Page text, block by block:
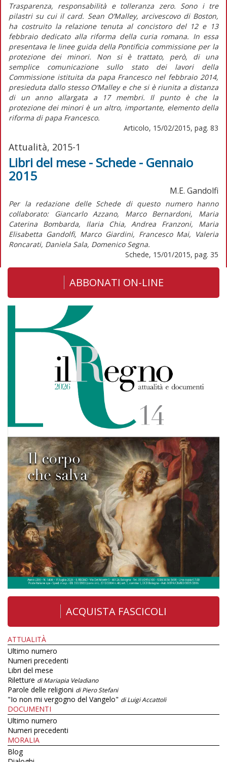
Trasparenza, responsabilità e tolleranza zero. Sono i tre
pilastri su cui il card. Sean O’Malley, arcivescovo di Boston,
ha costruito la relazione tenuta al concistoro del 12 e 13
febbraio dedicato alla riforma della curia romana. In essa
presentava le linee guida della Pontificia commissione per la
protezione dei minori. Non si è trattato, però, di una
semplice comunicazione sullo stato dei lavori della
Commissione istituita da papa Francesco nel febbraio 2014,
presieduta dallo stesso O’Malley e che si è riunita a distanza
di un anno allargata a 17 membri. Il punto è che la
protezione dei minori è un altro, importante, elemento della
riforma di papa Francesco.
Articolo, 15/02/2015, pag. 83
Attualità, 2015-1
Libri del mese - Schede - Gennaio
2015
M.E. Gandolfi
Per la redazione delle Schede di questo numero hanno
collaborato: Giancarlo Azzano, Marco Bernardoni, Maria
Caterina Bombarda, Ilaria Chia, Andrea Franzoni, Maria
Elisabetta Gandolfi, Marco Giardini, Francesco Mai, Valeria
Roncarati, Daniela Sala, Domenico Segna.
Schede, 15/01/2015, pag. 35
ABBONATI ON-LINE
ACQUISTA FASCICOLI
ATTUALITÀ
Ultimo numero
Numeri precedenti
Libri del mese
Riletture di Mariapia Veladiano
Parole delle religioni di Piero Stefani
"Io non mi vergogno del Vangelo" di Luigi Accattoli
DOCUMENTI
Ultimo numero
Numeri precedenti
MORALIA
Blog